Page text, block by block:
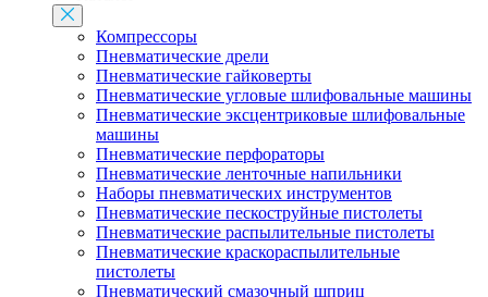
Компрессоры
Пневматические дрели
Пневматические гайковерты
Пневматические угловые шлифовальные машины
Пневматические эксцентриковые шлифовальные
машины
Пневматические перфораторы
Пневматические ленточные напильники
Наборы пневматических инструментов
Пневматические пескоструйные пистолеты
Пневматические распылительные пистолеты
Пневматические краскораспылительные
пистолеты
Пневматический смазочный шприц